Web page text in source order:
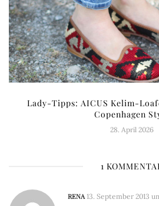
Lady-Tipps: AICUS Kelim-
Copenhagen
28. April 2026
1
RENA 13. September 2013